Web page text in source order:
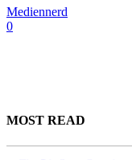
Mediennerd
0
MOST READ